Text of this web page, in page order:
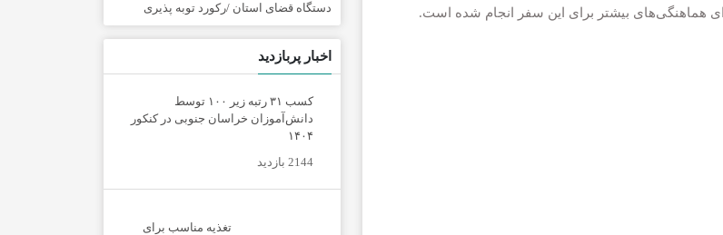
هماهنگی‌های بیشتر برای این سفر انجام شده است.
دستگاه قضای استان /رکورد توبه پذیری
اخبار پربازدید
کسب ۳۱ رتبه زیر ۱۰۰ توسط
دانش‌آموزان خراسان جنوبی در کنکور
۱۴۰۴
2144 بازدید
تغذیه مناسب برای